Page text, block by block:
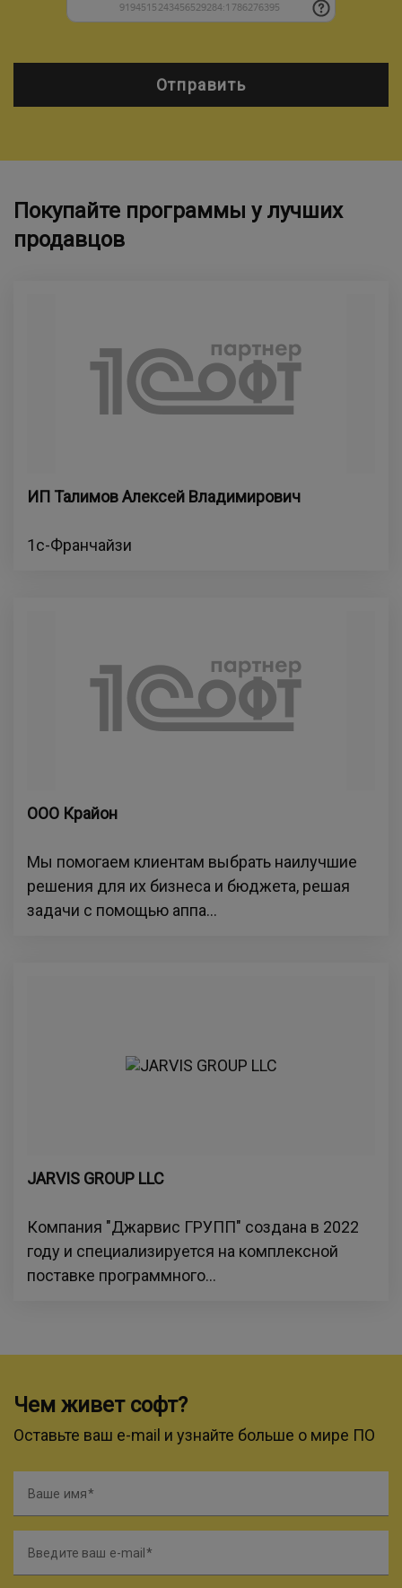
Отправить
Покупайте программы у лучших
продавцов
ИП Талимов Алексей Владимирович
1с-Франчайзи
ООО Крайон
Мы помогаем клиентам выбрать наилучшие
решения для их бизнеса и бюджета, решая
задачи с помощью аппа...
JARVIS GROUP LLC
Компания "Джарвис ГРУПП" создана в 2022
году и специализируется на комплексной
поставке программного...
Чем живет софт?
Оставьте ваш e-mail и узнайте больше о мире ПО
Ваше имя
Введите ваш e-mail